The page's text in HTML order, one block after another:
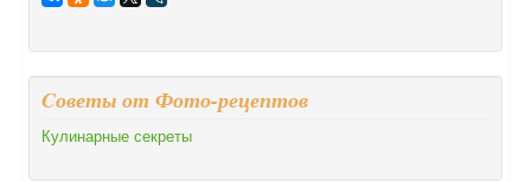
Cоветы от Фото-рецептов
Кулинарные секреты